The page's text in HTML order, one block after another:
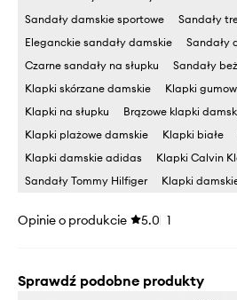
Sandały damskie sportowe
Sandały
Eleganckie sandały damskie
Sandały
Czarne sandały na słupku
Sandały
Klapki skórzane damskie
Klapki
Klapki na słupku
Brązowe klapki
Klapki plażowe damskie
Klapki białe
Klapki damskie adidas
Klapki Calvin
Sandały Tommy Hilfiger
Klapki
Opinie o produkcie 5.0 1
Sprawdź podobne produkty